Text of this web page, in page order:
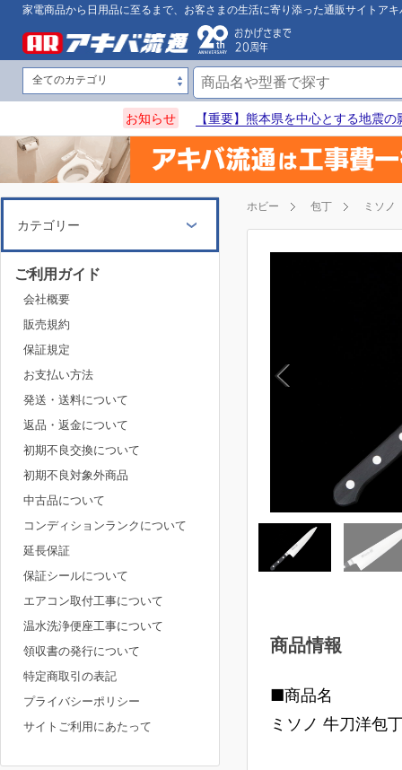
家電商品から日用品に至るまで、お客さまの生活に寄り添った通販サイトアキ
お知らせ 【重要】熊本県を中心とする地震
ホビー 包丁 ミソノ
商品情報
■商品名
ミソノ 牛刀洋包
カテゴリー
ご利用ガイド
会社概要
販売規約
保証規定
お支払い方法
発送・送料について
返品・返金について
初期不良交換について
初期不良対象外商品
中古品について
コンディションランクについて
延長保証
保証シールについて
エアコン取付工事について
温水洗浄便座工事について
領収書の発行について
特定商取引の表記
プライバシーポリシー
サイトご利用にあたって